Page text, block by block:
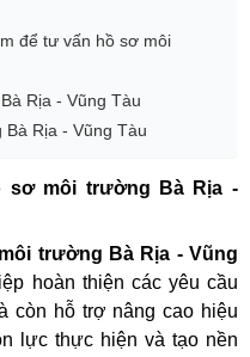
để tư vấn hồ sơ môi
Rịa - Vũng Tàu
Rịa - Vũng Tàu
môi trường Bà Rịa -
trường Bà Rịa - Vũng
hoàn thiện các yêu cầu
còn hỗ trợ nâng cao hiệu
lực thực hiện và tạo nền